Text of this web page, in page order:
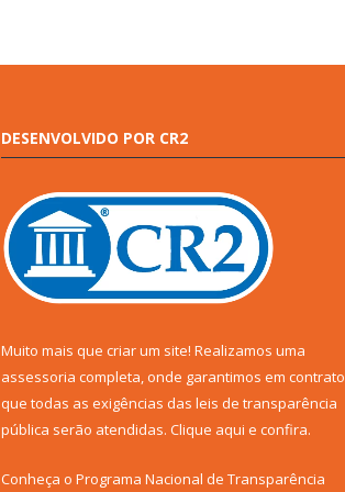
DESENVOLVIDO POR CR2
Muito mais que criar um site! Realizamos uma
assessoria completa, onde garantimos em contrato
que todas as exigências das leis de transparência
pública serão atendidas. Clique aqui e confira.
Conheça o Programa Nacional de Transparência